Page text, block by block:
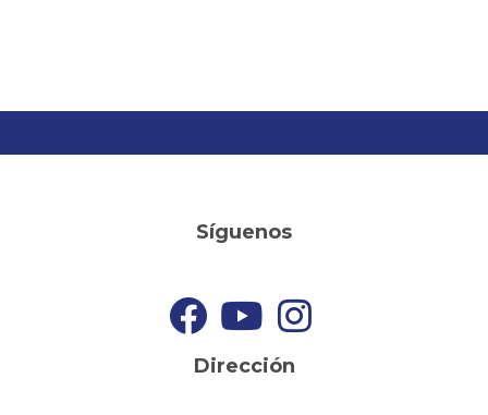
Síguenos
Dirección